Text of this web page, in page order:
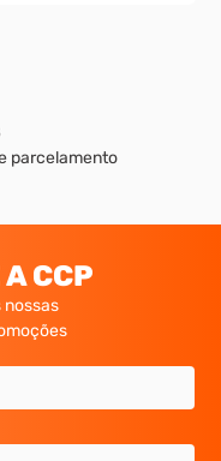
parcelamento
CCP
nossas